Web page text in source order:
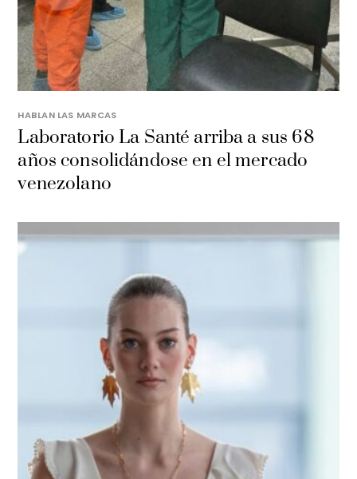
HABLAN LAS MARCAS
Laboratorio La Santé arriba a sus 68
años consolidándose en el mercado
venezolano